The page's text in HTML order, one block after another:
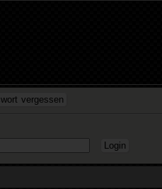
vergessen